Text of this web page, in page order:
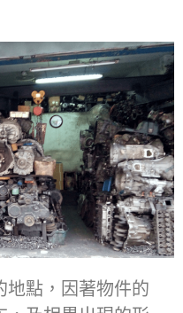
地點，因著物件的